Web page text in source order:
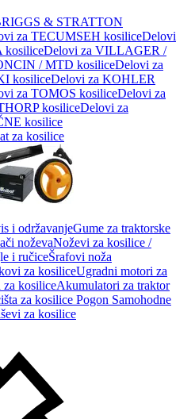
& STRATTON
za TECUMSEH kosiliceDelovi
kosiliceDelovi za VILLAGER /
/ MTD kosiliceDelovi za
kosiliceDelovi za KOHLER
za TOMOS kosiliceDelovi za
kosiliceDelovi za
kosilice
za kosilice
i održavanjeGume za traktorske
noževaNoževi za kosilice /
i ručiceŠrafovi noža
za kosiliceUgradni motori za
za kosiliceAkumulatori za traktor
za kosilice Pogon Samohodne
za kosilice